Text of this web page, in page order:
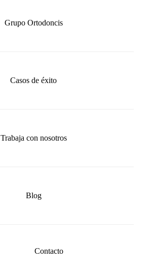
Grupo Ortodoncis
Casos de éxito
Trabaja con nosotros
Blog
Contacto